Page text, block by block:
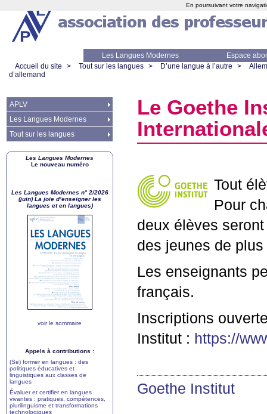
Les Langues Modernes
Espace
Accueil du site
> Tout sur les langues > D’une langue à l’autre >
d’allemand
Le Goethe
Tout
Pour
deux élèves
des jeunes de
Les enseignants
français.
Inscriptions
Institut : https://
Goethe Institut
APLV
Les Langues Modernes
Tout sur les langues
Les Langues Modernes
Le nouveau numéro
Les Langues Modernes n° 2/2026
(juin) La joie d’enseigner les
langues et en langues)
voir le sommaire
Appels à contributions :
(Se) former en langues : des
politiques éducatives et
linguistiques aux classes de
langues
Évaluer et certifier en langues
vivantes : pratiques, compétences,
plurilinguisme et transformations
technologiques
En poursuivant votre